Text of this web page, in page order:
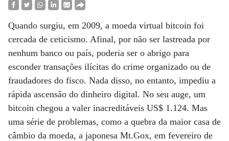
Quando surgiu, em 2009, a moeda virtual bitcoin foi
cercada de ceticismo. Afinal, por não ser lastreada por
nenhum banco ou país, poderia ser o abrigo para
esconder transações ilícitas do crime organizado ou de
fraudadores do fisco. Nada disso, no entanto, impediu a
rápida ascensão do dinheiro digital. No seu auge, um
bitcoin chegou a valer inacreditáveis US$ 1.124. Mas
uma série de problemas, como a quebra da maior casa de
câmbio da moeda, a japonesa Mt.Gox, em fevereiro de